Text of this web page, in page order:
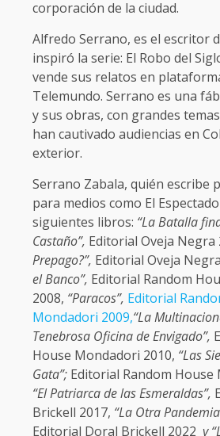
corporación de la ciudad.
Alfredo Serrano, es el escritor
inspiró la serie: El Robo del
vende sus relatos en
Telemundo. Serrano es una
y sus obras, con grandes
han cautivado audiencias en
exterior.
Serrano Zabala, quién escribe
para medios como El
siguientes libros: “La Batalla
Castaño”, Editorial Oveja Negra
Prepago?”, Editorial Oveja
el Banco”, Editorial Random
2008, “Paracos”, Editorial
Mondadori 2009,“La
Tenebrosa Oficina de Envigado”,
House Mondadori 2010, “Las
Gata”; Editorial Random House
“El Patriarca de las Esmeraldas”,
Brickell 2017, “La Otra
Editorial Doral Brickell 2022 y